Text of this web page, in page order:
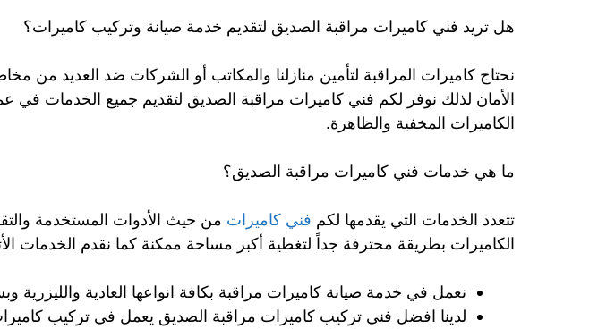
هل تريد فني كاميرات مراقبة الصديق لتقديم خدمة صيانة وتركيب كاميرات؟
نحتاج كاميرات المراقبة لتأمين منازلنا والمكاتب أو الشركات ضد العديد من
الأمان لذلك نوفر لكم فني كاميرات مراقبة الصديق لتقديم جميع الخدمات في
الكاميرات المخفية والظاهرة.
ما هي خدمات فني كاميرات مراقبة الصديق؟
تتعدد الخدمات التي يقدمها لكم فني كاميرات من حيث الأدوات المستخدمة
الكاميرات بطريقة محترفة جداً لتغطية أكبر مساحة ممكنة كما نقدم الخدمات
نعمل في خدمة صيانة كاميرات مراقبة بكافة انواعها العادية
لدينا افضل فني تركيب كاميرات مراقبة الصديق يعمل في تركيب